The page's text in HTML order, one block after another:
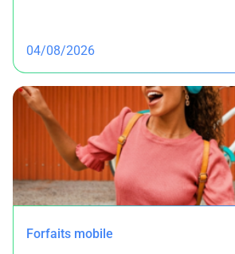
04/08/2026
Forfaits mobile